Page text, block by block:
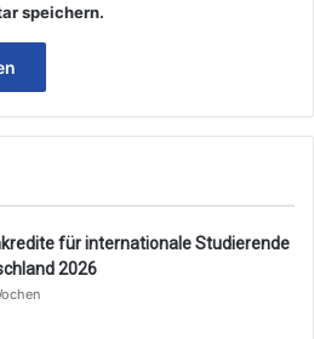
speichern.
für internationale Studierende
2026